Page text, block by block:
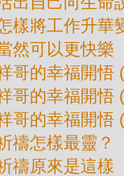
樣將工作升華
然可以更快樂
哥的幸福開悟
哥的幸福開悟
哥的幸福開悟
禱怎樣最靈？
禱原來是這樣